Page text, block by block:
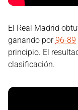
El Real Madrid
ganando por96-89
principio. El
clasificación.